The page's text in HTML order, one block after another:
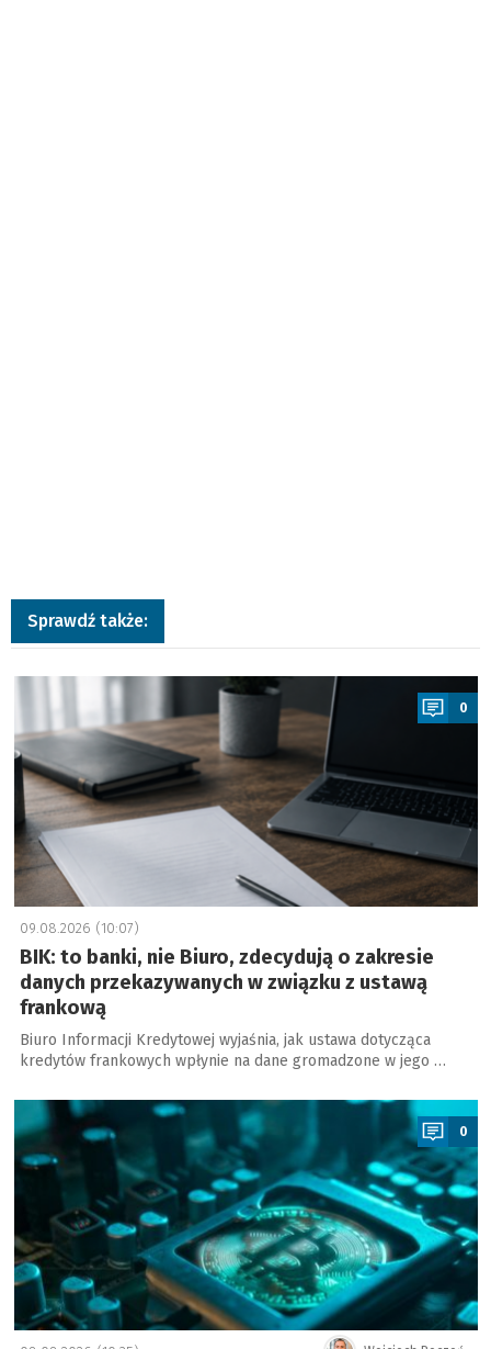
Sprawdź także:
a
0
09.08.2026 (10:07)
BIK: to banki, nie Biuro, zdecydują o zakresie
danych przekazywanych w związku z ustawą
frankową
Biuro Informacji Kredytowej wyjaśnia, jak ustawa dotycząca
kredytów frankowych wpłynie na dane gromadzone w jego …
a
0